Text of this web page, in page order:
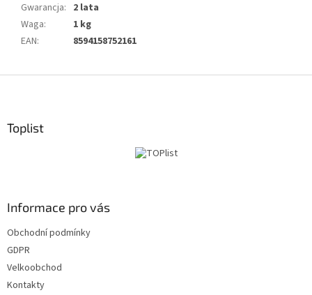
Gwarancja: 2 lata
Waga:
1 kg
EAN: 8594158752161
pToplist
Informace pro vás
Obchodní podmínky
GDPR
Velkoobchod
Kontakty